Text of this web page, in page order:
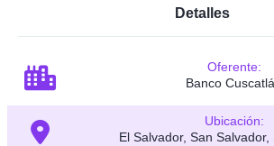
Detalles
Oferente:
Banco
Ubicación:
El Salvador, San